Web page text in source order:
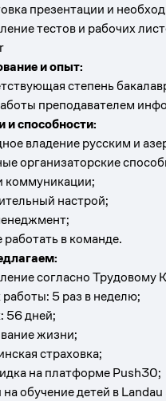
презентации и
тестов и рабочих
и опыт:
степень
преподавателем
и способности:
владение русским и
организаторские
коммуникации;
настрой;
в команде.
согласно Трудовому
5 раз в неделю;
56 дней;
жизни;
страховка;
на платформеPush30;
обучение детей в